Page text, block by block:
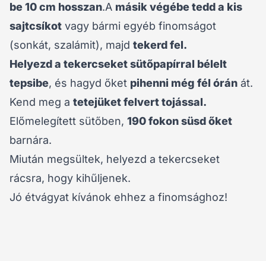
be 10 cm hosszan.A másik végébe tedd a kis
sajtcsíkot vagy bármi egyéb finomságot
(sonkát, szalámit), majd tekerd fel.
Helyezd a tekercseket sütőpapírral bélelt
tepsibe, és hagyd őket pihenni még fél órán át.
Kend meg a tetejüket felvert tojással.
Előmelegített sütőben, 190 fokon süsd őket
barnára.
Miután megsültek, helyezd a tekercseket
rácsra, hogy kihűljenek.
Jó étvágyat kívánok ehhez a finomsághoz!